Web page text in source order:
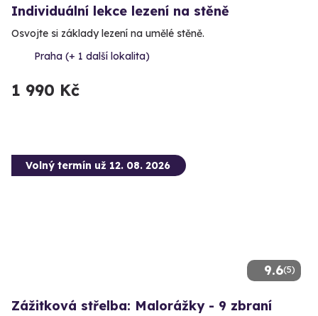
Individuální lekce lezení na stěně
Osvojte si základy lezení na umělé stěně.
Praha (+ 1 další lokalita)
1 990 Kč
9.6(5)
Volný termín už 12. 08. 2026
Zážitková střelba: Malorážky - 9 zbraní